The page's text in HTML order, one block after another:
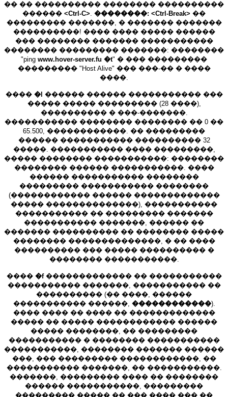
�� �� ���������� �������� ����������
������ <Ctrl-C>. ��������: <Ctrl-Break> ��
��������� �������, � ������� �������
����������! ���� ���� ����� ������
��� �������� ������� �����������
�������� ��������� �������: ��������
"ping www.hover-server.fu �t" � ��� ���������
��������� "Host Alive" ��� ���-�� � ����
����.
���� �l ������ ������ ����������� ���
����� ����� ��������� (28 ����),
���������� � ���-�������.
����������� �������� �������� �� 0 ��
65.500, ������������. �� ���������
������ ����������� ���������� 32
�����. ����������� ���� ���������,
����� �������� �����������: ��������
�������� ������ �����������. ����
������ ����������� ��������
��������� ����������� ��������
(������������ ������ �������������
����� ��������������), �����������
����������� �� ��������� �������
����������� �������, ������ ��
������� ���������� �� �������� �����
�������� ��������������, � �� ����
���������� ��� ����� ���������� �
�������� �����������.
���� �f������������� �� �����������
����������� �������, ����������� ��
���������� (�� ����, ������
����������� ������, ������������).
���� ���� �� ���� �� �������������
����� �� ����� ������������ ������
����� ��������, �� ���������
����������� � �������� �����������
�����������, �������� ������� ������
���, ��� ��������� ������������, ��
����������� �������, �� �����������.
�������, ��������� ���� �� ��������
������ �����������, ���������
��������� ����� �� ��� ���� ��� ��